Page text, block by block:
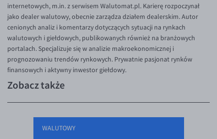
internetowych, m.in. z serwisem Walutomat.pl. Karierę rozpoczynał
jako dealer walutowy, obecnie zarządza działem dealerskim. Autor
cenionych analiz i komentarzy dotyczących sytuacji na rynkach
walutowych i giełdowych, publikowanych również na branżowych
portalach. Specjalizuje się w analizie makroekonomicznej i
prognozowaniu trendów rynkowych. Prywatnie pasjonat rynków
finansowych i aktywny inwestor giełdowy.
Zobacz także
WALUTOWY